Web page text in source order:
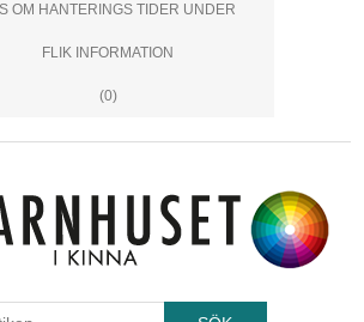
OM HANTERINGS TIDER UNDER
FLIK INFORMATION
(0)